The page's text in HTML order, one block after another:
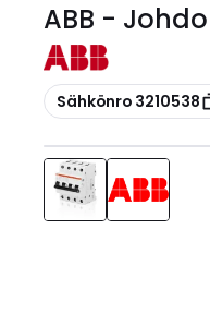
ABB -
Kopioi
Sähkönro 3210538